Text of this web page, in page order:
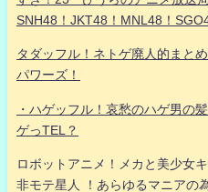
SNH48！JKT48！MNL48！
タダッフル！ネトゲ廃人的まと
パワーズ！
・ハゲッフル！哀愁のハゲ男の
ゲっTEL？
ロボットアニメ！メカと美少女
非モテ星人 ！あらゆるマニアの